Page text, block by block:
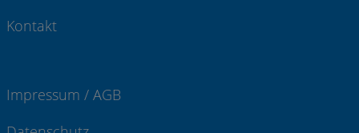
Kontakt
Impressum / AGB